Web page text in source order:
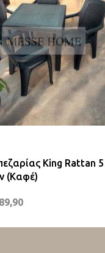
King Rattan 5
(Καφέ)